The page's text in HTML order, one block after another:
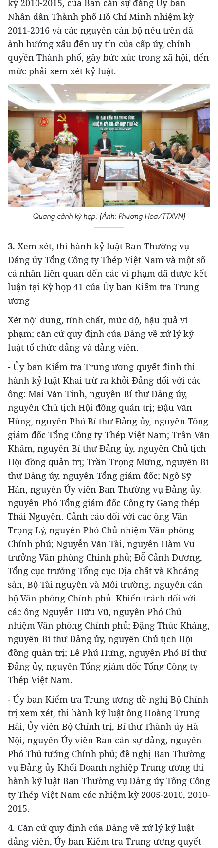
kỳ 2010-2015, của Ban cán sự đảng Ủy ban
Nhân dân Thành phố Hồ Chí Minh nhiệm kỳ
2011-2016 và các nguyên cán bộ nêu trên đã
ảnh hưởng xấu đến uy tín của cấp ủy, chính
quyền Thành phố, gây bức xúc trong xã hội, đến
mức phải xem xét kỷ luật.
Quang cảnh kỳ họp. (Ảnh: Phương Hoa/TTXVN)
3. Xem xét, thi hành kỷ luật Ban Thường vụ
Đảng ủy Tổng Công ty Thép Việt Nam và một số
cá nhân liên quan đến các vi phạm đã được kết
luận tại Kỳ họp 41 của Ủy ban Kiểm tra Trung
ương
Xét nội dung, tính chất, mức độ, hậu quả vi
phạm; căn cứ quy định của Đảng về xử lý kỷ
luật tổ chức đảng và đảng viên.
- Ủy ban Kiểm tra Trung ương quyết định thi
hành kỷ luật Khai trừ ra khỏi Đảng đối với các
ông: Mai Văn Tinh, nguyên Bí thư Đảng ủy,
nguyên Chủ tịch Hội đồng quản trị; Đậu Văn
Hùng, nguyên Phó Bí thư Đảng ủy, nguyên Tổng
giám đốc Tổng Công ty Thép Việt Nam; Trần Văn
Khâm, nguyên Bí thư Đảng ủy, nguyên Chủ tịch
Hội đồng quản trị; Trần Trọng Mừng, nguyên Bí
thư Đảng ủy, nguyên Tổng giám đốc; Ngô Sỹ
Hán, nguyên Ủy viên Ban Thường vụ Đảng ủy,
nguyên Phó Tổng giám đốc Công ty Gang thép
Thái Nguyên. Cảnh cáo đối với các ông Văn
Trọng Lý, nguyên Phó Chủ nhiệm Văn phòng
Chính phủ; Nguyễn Văn Tài, nguyên Hàm Vụ
trưởng Văn phòng Chính phủ; Đỗ Cảnh Dương,
Tổng cục trưởng Tổng cục Địa chất và Khoáng
sản, Bộ Tài nguyên và Môi trường, nguyên cán
bộ Văn phòng Chính phủ. Khiển trách đối với
các ông Nguyễn Hữu Vũ, nguyên Phó Chủ
nhiệm Văn phòng Chính phủ; Đặng Thúc Kháng,
nguyên Bí thư Đảng ủy, nguyên Chủ tịch Hội
đồng quản trị; Lê Phú Hưng, nguyên Phó Bí thư
Đảng ủy, nguyên Tổng giám đốc Tổng Công ty
Thép Việt Nam.
- Ủy ban Kiểm tra Trung ương đề nghị Bộ Chính
trị xem xét, thi hành kỷ luật ông Hoàng Trung
Hải, Ủy viên Bộ Chính trị, Bí thư Thành ủy Hà
Nội, nguyên Ủy viên Ban cán sự đảng, nguyên
Phó Thủ tướng Chính phủ; đề nghị Ban Thường
vụ Đảng ủy Khối Doanh nghiệp Trung ương thi
hành kỷ luật Ban Thường vụ Đảng ủy Tổng Công
ty Thép Việt Nam các nhiệm kỳ 2005-2010, 2010-
2015.
4. Căn cứ quy định của Đảng về xử lý kỷ luật
đảng viên, Ủy ban Kiểm tra Trung ương quyết